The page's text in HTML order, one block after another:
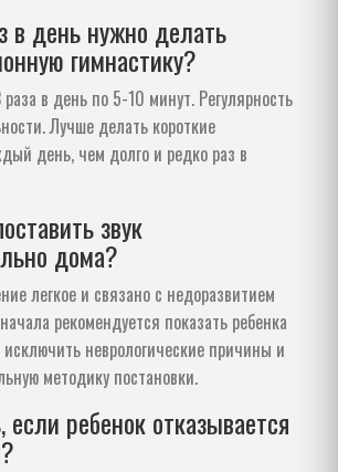
в день нужно делать
гимнастику?
в день по 5-10 минут. Регулярность
Лучше делать короткие
день, чем долго и редко раз в
звук
дома?
легкое и связано с недоразвитием
рекомендуется показать ребенка
неврологические причины и
методику постановки.
ребенок отказывается